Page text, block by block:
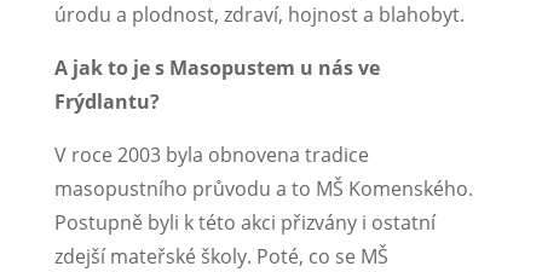
úrodu a plodnost, zdraví, hojnost a blahobyt.
A jak to je s Masopustem u nás ve
Frýdlantu?
V roce 2003 byla obnovena tradice
masopustního průvodu a to MŠ Komenského.
Postupně byli k této akci přizvány i ostatní
zdejší mateřské školy. Poté, co se MŠ